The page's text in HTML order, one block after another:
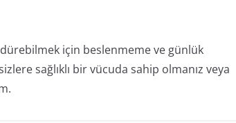
için beslenmeme ve günlük
sağlıklı bir vücuda sahip olmanız veya